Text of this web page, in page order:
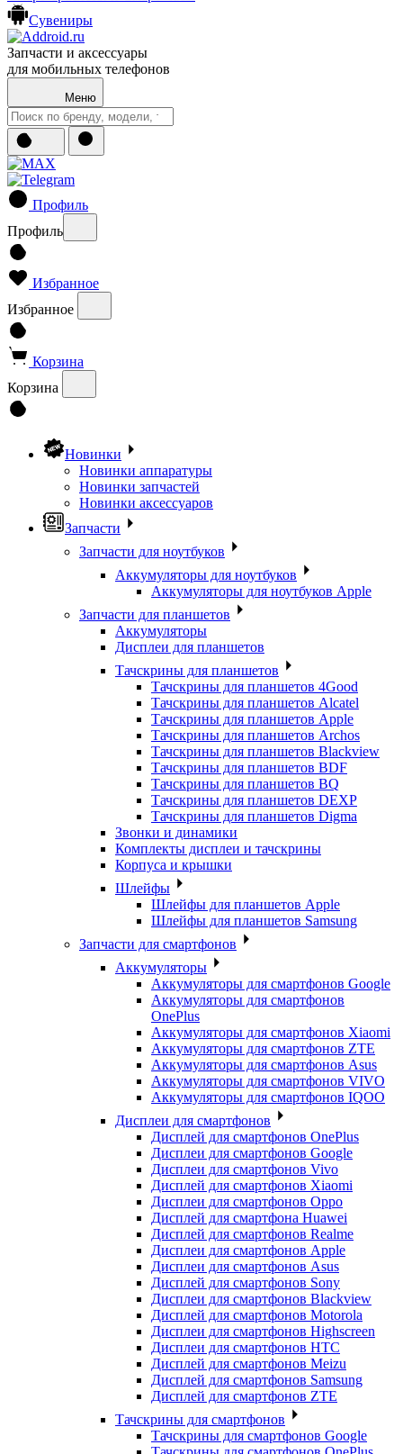
Сувениры
Запчасти и аксессуары
для мобильных телефонов
Меню
Профиль
Профиль
Избранное
Избранное
Корзина
Корзина
Новинки
Новинки аппаратуры
Новинки запчастей
Новинки аксессуаров
Запчасти
Запчасти для ноутбуков
Аккумуляторы для ноутбуков
Аккумуляторы для ноутбуков Apple
Запчасти для планшетов
Аккумуляторы
Дисплеи для планшетов
Тачскрины для планшетов
Тачскрины для планшетов 4Good
Тачскрины для планшетов Alcatel
Тачскрины для планшетов Apple
Тачскрины для планшетов Archos
Тачскрины для планшетов Blackview
Тачскрины для планшетов BDF
Тачскрины для планшетов BQ
Тачскрины для планшетов DEXP
Тачскрины для планшетов Digma
Звонки и динамики
Комплекты дисплеи и тачскрины
Корпуса и крышки
Шлейфы
Шлейфы для планшетов Apple
Шлейфы для планшетов Samsung
Запчасти для смартфонов
Аккумуляторы
Аккумуляторы для смартфонов Google
Аккумуляторы для смартфонов
OnePlus
Аккумуляторы для смартфонов Xiaomi
Аккумуляторы для смартфонов ZTE
Аккумуляторы для cмартфонов Asus
Аккумуляторы для смартфонов VIVO
Аккумуляторы для смартфонов IQOO
Дисплеи для смартфонов
Дисплей для смартфонов OnePlus
Дисплеи для смартфонов Google
Дисплеи для смартфонов Vivo
Дисплей для смартфонов Xiaomi
Дисплеи для смартфонов Oppo
Дисплей для смартфона Huawei
Дисплей для смартфонов Realme
Дисплеи для смартфонов Apple
Дисплеи для смартфонов Asus
Дисплей для смартфонов Sony
Дисплеи для смартфонов Blackview
Дисплей для смартфонов Motorola
Дисплеи для смартфонов Highscreen
Дисплеи для смартфонов HTC
Дисплей для смартфонов Meizu
Дисплей для смартфонов Samsung
Дисплей для смартфонов ZTE
Тачскрины для смартфонов
Тачскрины для смартфонов Google